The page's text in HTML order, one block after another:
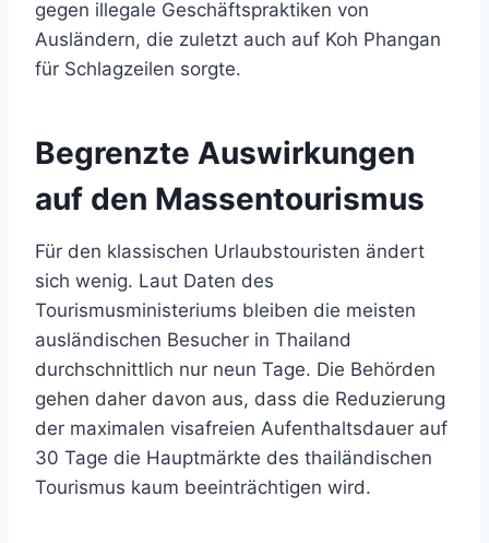
gegen illegale Geschäftspraktiken von
Ausländern, die zuletzt auch auf Koh Phangan
für Schlagzeilen sorgte.
Begrenzte Auswirkungen
auf den Massentourismus
Für den klassischen Urlaubstouristen ändert
sich wenig. Laut Daten des
Tourismusministeriums bleiben die meisten
ausländischen Besucher in Thailand
durchschnittlich nur neun Tage. Die Behörden
gehen daher davon aus, dass die Reduzierung
der maximalen visafreien Aufenthaltsdauer auf
30 Tage die Hauptmärkte des thailändischen
Tourismus kaum beeinträchtigen wird.